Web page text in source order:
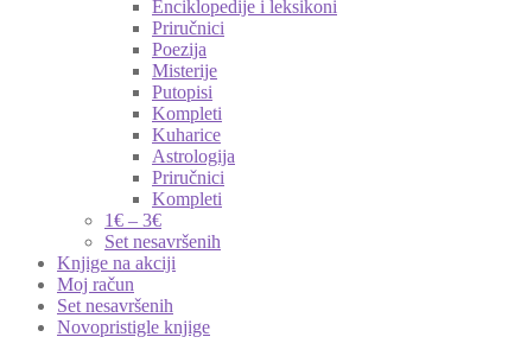
Enciklopedije i leksikoni
Priručnici
Poezija
Misterije
Putopisi
Kompleti
Kuharice
Astrologija
Priručnici
Kompleti
1€ – 3€
Set nesavršenih
Knjige na akciji
Moj račun
Set nesavršenih
Novopristigle knjige